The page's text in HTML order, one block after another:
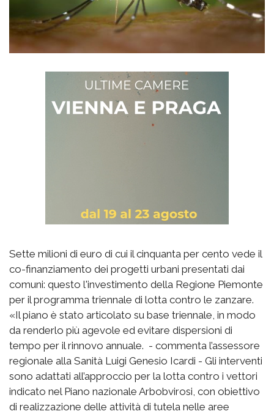
Sette milioni di euro di cui il cinquanta per cento vede il
co-finanziamento dei progetti urbani presentati dai
comuni: questo l'investimento della Regione Piemonte
per il programma triennale di lotta contro le zanzare.
«Il piano è stato articolato su base triennale, in modo
da renderlo più agevole ed evitare dispersioni di
tempo per il rinnovo annuale. - commenta l’assessore
regionale alla Sanità Luigi Genesio Icardi - Gli interventi
sono adattati all’approccio per la lotta contro i vettori
indicato nel Piano nazionale Arbobvirosi, con obiettivo
di realizzazione delle attività di tutela nelle aree